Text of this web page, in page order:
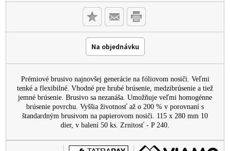
Na objednávku
Prémiové brusivo najnovšej generácie na fóliovom nosiči. Veľmi
tenké a flexibilné. Vhodné pre hrubé brúsenie, medzibrúsenie a tiež
jemné brúsenie. Brusivo sa nezanáša. Umožňuje veľmi homogénne
brúsenie povrchu. Vyššia životnosť až o 200 % v porovnaní s
štandardným brusivom na papierovom nosiči. 115 x 280 mm 10
dier, v balení 50 ks. Zrnitosť - P 240.